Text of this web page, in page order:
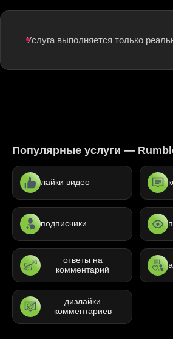
Услуга выполняется только
Популярные услуги —
лайки видео
подписчики
ответы на
комментарий
дизлайки
комментариев